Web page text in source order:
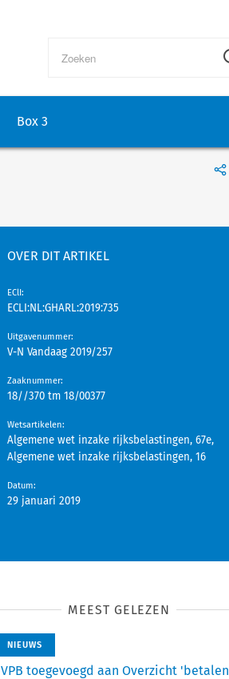
Box 3
OVER DIT ARTIKEL
EClI:
ECLI:NL:GHARL:2019:735
Uitgavenummer:
V-N Vandaag 2019/257
Zaaknummer:
18//370 tm 18/00377
Wetsartikelen:
Algemene wet inzake rijksbelastingen, 67e,
Algemene wet inzake rijksbelastingen, 16
Datum:
29 januari 2019
MEEST GELEZEN
NIEUWS
VPB toegevoegd aan Overzicht 'betalen